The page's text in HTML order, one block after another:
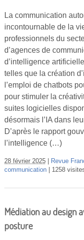
La communication
incontournable de la
professionnels du
d’agences de
d’intelligence
telles que la création
l’emploi de chatbots
pour stimuler la
suites logicielles
désormais l’IA dans
D’après le rapport
l’intelligence (…)
28 février 2025
Revue
communication
1258
Médiation au design
posture